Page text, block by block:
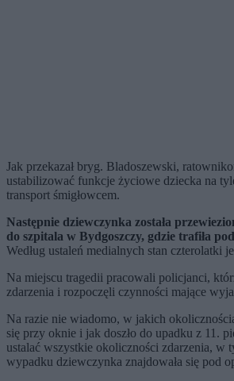
Jak przekazał bryg. Bladoszewski,
ustabilizować funkcje życiowe dziecka na
transport śmigłowcem.
Następnie dziewczynka została
do szpitala w Bydgoszczy, gdzie trafiła
Według ustaleń medialnych stan czterolatki
Na miejscu tragedii pracowali policjanci,
zdarzenia i rozpoczęli czynności mające
Na razie nie wiadomo, w jakich
się przy oknie i jak doszło do upadku z 11.
ustalać wszystkie okoliczności zdarzenia, w
wypadku dziewczynka znajdowała się pod